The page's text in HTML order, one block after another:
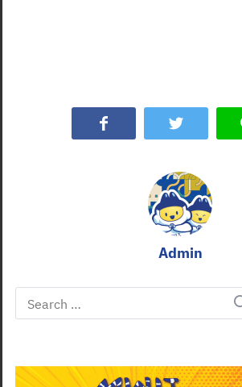
Admin
Search
for: